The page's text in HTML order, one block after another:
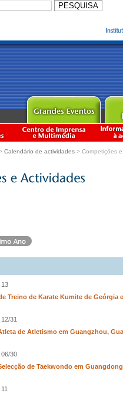
Calendário de actividades > Competições
13
Treino de Karate Kumite de Geórgia
31
de Atletismo em Guangzhou,
06/30
de Taekwondo em